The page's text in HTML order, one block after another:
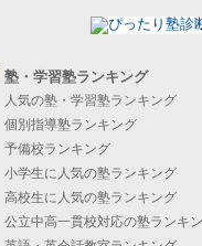
塾・学習塾ランキング
人気の塾・学習塾ランキング
個別指導塾ランキング
予備校ランキング
小学生に人気の塾ランキング
高校生に人気の塾ランキング
公立中高一貫校対応の塾ランキ